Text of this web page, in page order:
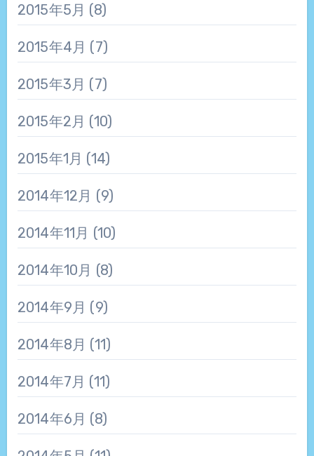
2015年5月 (8)
2015年4月 (7)
2015年3月 (7)
2015年2月 (10)
2015年1月 (14)
2014年12月 (9)
2014年11月 (10)
2014年10月 (8)
2014年9月 (9)
2014年8月 (11)
2014年7月 (11)
2014年6月 (8)